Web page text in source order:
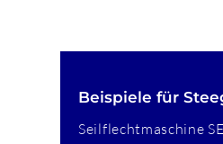
Beispiele für
Seilflechtmaschine